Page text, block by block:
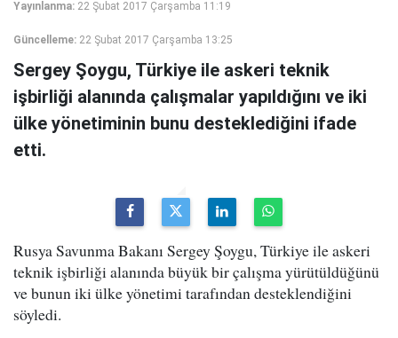
Yayınlanma: 22 Şubat 2017 Çarşamba 11:19
Güncelleme: 22 Şubat 2017 Çarşamba 13:25
Sergey Şoygu, Türkiye ile askeri teknik
işbirliği alanında çalışmalar yapıldığını ve iki
ülke yönetiminin bunu desteklediğini ifade
etti.
Rusya Savunma Bakanı Sergey Şoygu, Türkiye ile askeri
teknik işbirliği alanında büyük bir çalışma yürütüldüğünü
ve bunun iki ülke yönetimi tarafından desteklendiğini
söyledi.